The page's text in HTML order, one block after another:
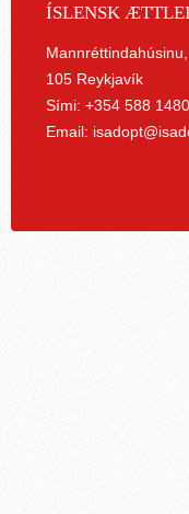
ÍSLENSK
105 Reykjavík
Sími: +354 588 1480
Email: